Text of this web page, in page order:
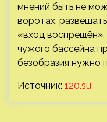
мнений быть не
воротах,
«вход
чужого бассейна
безобразия нужно
Источник: 120.su